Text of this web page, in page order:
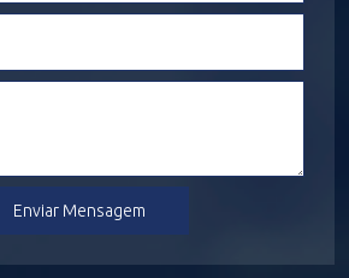
Enviar Mensagem